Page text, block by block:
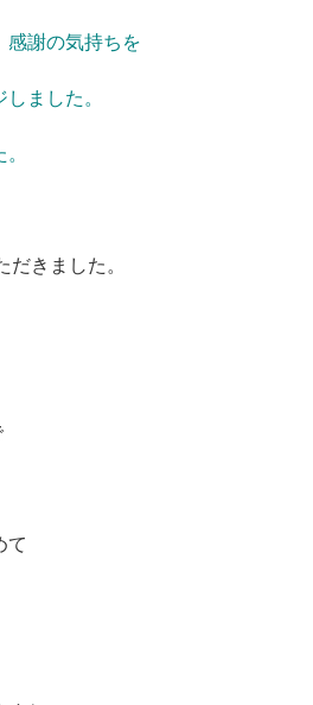
感謝の気持ちを
ました。
きました。
て